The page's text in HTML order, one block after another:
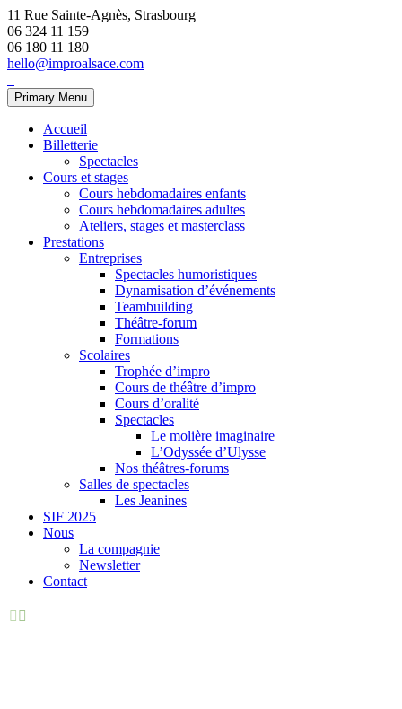
11 Rue Sainte-Agnès, Strasbourg
06 324 11 159
06 180 11 180
hello@improalsace.com
Primary Menu
Accueil
Billetterie
Spectacles
Cours et stages
Cours hebdomadaires enfants
Cours hebdomadaires adultes
Ateliers, stages et masterclass
Prestations
Entreprises
Spectacles humoristiques
Dynamisation d’événements
Teambuilding
Théâtre-forum
Formations
Scolaires
Trophée d’impro
Cours de théâtre d’impro
Cours d’oralité
Spectacles
Le molière imaginaire
L’Odyssée d’Ulysse
Nos théâtres-forums
Salles de spectacles
Les Jeanines
SIF 2025
Nous
La compagnie
Newsletter
Contact
 